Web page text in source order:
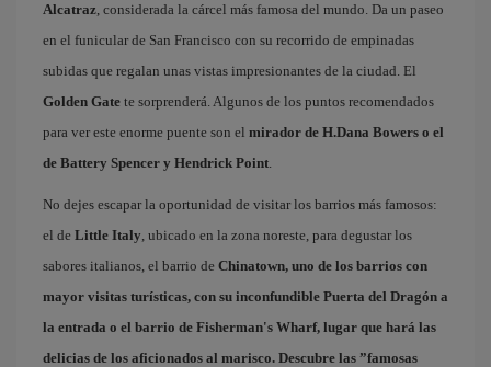
Alcatraz, considerada la cárcel más famosa del mundo. Da un paseo
en el funicular de San Francisco con su recorrido de empinadas
subidas que regalan unas vistas impresionantes de la ciudad. El
Golden Gate te sorprenderá. Algunos de los puntos recomendados
para ver este enorme puente son el mirador de H.Dana Bowers o el
de Battery Spencer y Hendrick Point.
No dejes escapar la oportunidad de visitar los barrios más famosos:
el de Little Italy, ubicado en la zona noreste, para degustar los
sabores italianos, el barrio de Chinatown, uno de los barrios con
mayor visitas turísticas, con su inconfundible Puerta del Dragón a
la entrada o el barrio de Fisherman's Wharf, lugar que hará las
delicias de los aficionados al marisco. Descubre las ”famosas